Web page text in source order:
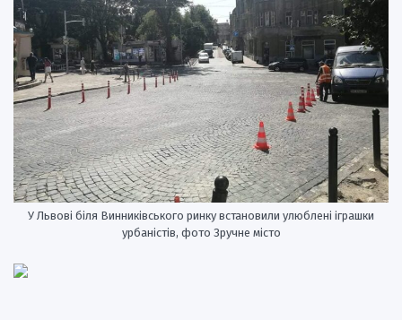
У Львові біля Винниківського ринку встановили улюблені іграшки
урбаністів, фото Зручне місто